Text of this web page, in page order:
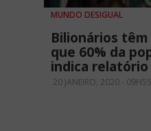
MUNDO DESIGUAL
Bilionários
que 60% da
indica relatório
20 JANEIRO, 2020 - 09H55